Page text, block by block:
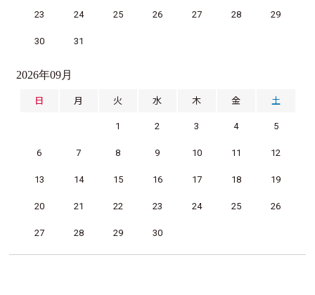
23 24 25 26 27 28 29
30 31
2026年09月
日 月 火 水 木 金 土
1 2 3 4 5
6 7 8 9 10 11 12
13 14 15 16 17 18 19
20 21 22 23 24 25 26
27 28 29 30